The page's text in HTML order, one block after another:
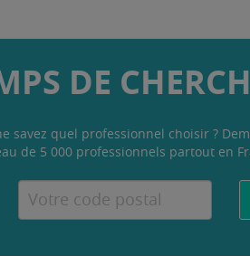
DE
savez quel professionnel choisir ?
de 5 000 professionnels partout en